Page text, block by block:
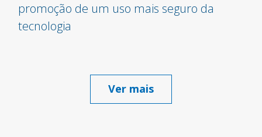
promoção de um uso mais seguro da
tecnologia
Ver mais